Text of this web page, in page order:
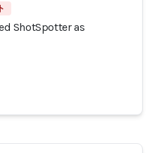
ShotSpotter as